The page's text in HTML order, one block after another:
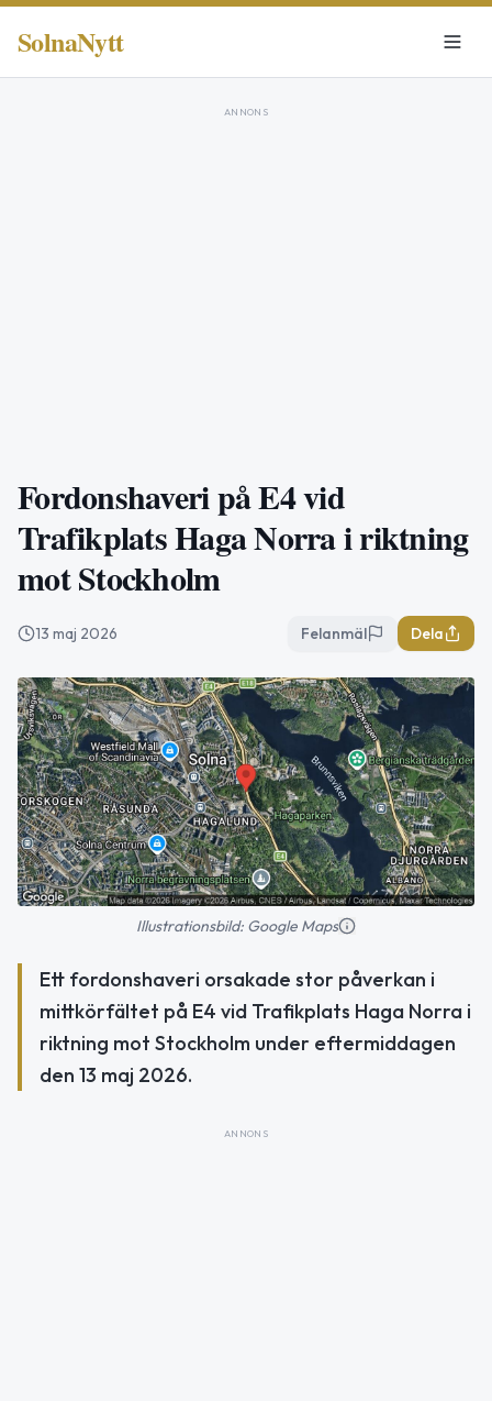
SolnaNytt
ANNONS
Fordonshaveri på E4 vid
Trafikplats Haga Norra i riktning
mot Stockholm
13 maj 2026 Felanmäl Dela
Illustrationsbild: Google Maps
Ett fordonshaveri orsakade stor påverkan i
mittkörfältet på E4 vid Trafikplats Haga Norra i
riktning mot Stockholm under eftermiddagen
den 13 maj 2026.
ANNONS